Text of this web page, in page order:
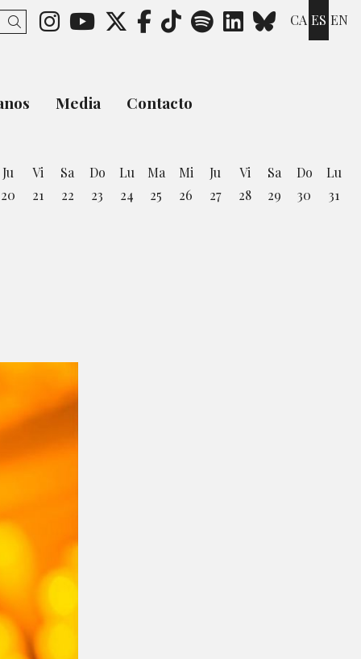
CA ES EN
Link a instagram
Link a youtube
Link a twitter
Link a facebook
Link a ticktok
Link a spotify
Link aLink a
Buscar
Media Contacto
Ju
20
Vi
21
Sa
22
Do
23
Lu
24
Ma
25
Mi
26
Ju
27
Vi
28
Sa
29
Do
30
Lu
31